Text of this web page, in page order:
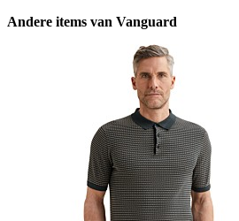
Andere items van Vanguard